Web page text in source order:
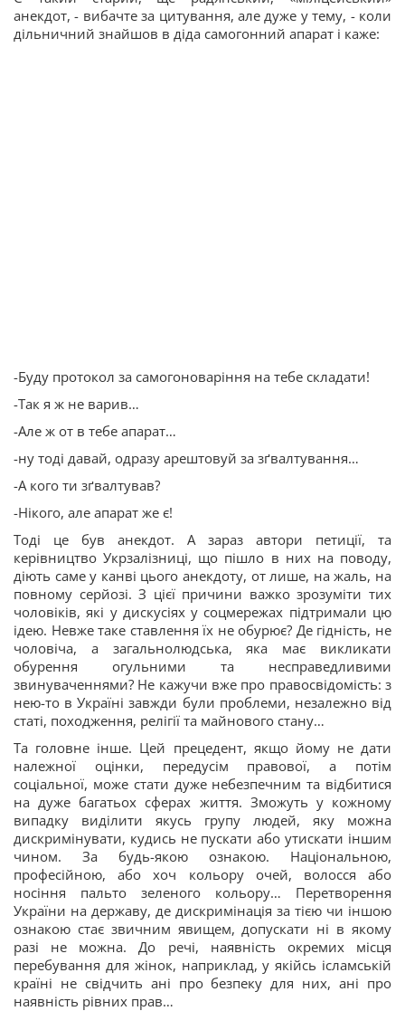
анекдот, - вибачте за цитування, але дуже у тему, - коли
дільничний знайшов в діда самогонний апарат і каже:
-Буду протокол за самогоноваріння на тебе складати!
-Так я ж не варив…
-Але ж от в тебе апарат…
-ну тоді давай, одразу арештовуй за зґвалтування…
-А кого ти зґвалтував?
-Нікого, але апарат же є!
Тоді це був анекдот. А зараз автори петиції, та
керівництво Укрзалізниці, що пішло в них на поводу,
діють саме у канві цього анекдоту, от лише, на жаль, на
повному серйозі. З цієї причини важко зрозуміти тих
чоловіків, які у дискусіях у соцмережах підтримали цю
ідею. Невже таке ставлення їх не обурює? Де гідність, не
чоловіча, а загальнолюдська, яка має викликати
обурення огульними та несправедливими
звинуваченнями? Не кажучи вже про правосвідомість: з
нею-то в Україні завжди були проблеми, незалежно від
статі, походження, релігії та майнового стану…
Та головне інше. Цей прецедент, якщо йому не дати
належної оцінки, передусім правової, а потім
соціальної, може стати дуже небезпечним та відбитися
на дуже багатьох сферах життя. Зможуть у кожному
випадку виділити якусь групу людей, яку можна
дискримінувати, кудись не пускати або утискати іншим
чином. За будь-якою ознакою. Національною,
професійною, або хоч кольору очей, волосся або
носіння пальто зеленого кольору… Перетворення
України на державу, де дискримінація за тією чи іншою
ознакою стає звичним явищем, допускати ні в якому
разі не можна. До речі, наявність окремих місця
перебування для жінок, наприклад, у якійсь ісламській
країні не свідчить ані про безпеку для них, ані про
наявність рівних прав…